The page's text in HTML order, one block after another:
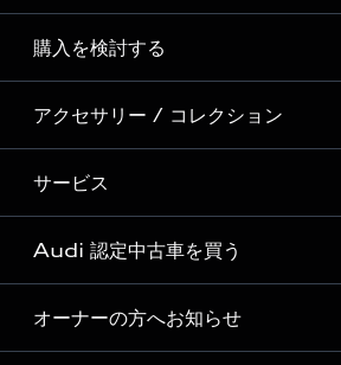
Story of Progress
Audi Sport
Formula 1®
デジタルサービス
ディーラー検索
新車在庫検索
試乗車・展示車検索
見積り依頼
試乗予約
購入を検討する
モデル一覧
特別仕様モデル / 限定モデル
e-tronラインアップ
価格シミュレーション
車両比較
アクセサリー / コレクション
純正アクセサリー
オンラインショップ
Audi collection
アウディナビアプリ
サービス
サービス入庫予約
サービスプログラム
メンテナンス
Audi 認定中古車を買う
Audi認定中古車
オーナーの方へお知らせ